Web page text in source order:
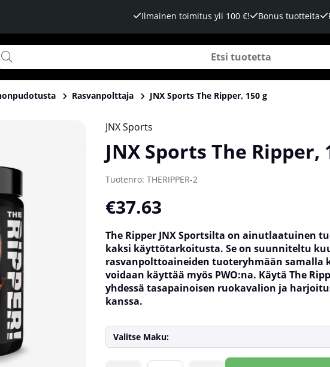
Ilmainen toimitus yli 100 €! Bonus tuotteita
Rasvanpolttaja JNX Sports The Ripper, 150 g
JNX Sports
JNX Sports The Ripper,
Tuotenro: THERIPPER-2
€37.63
The Ripper JNX Sportsilta on ainutlaatuinen
kaksi käyttötarkoitusta. Se on suunniteltu
rasvanpolttoaineiden tuoteryhmään samalla
voidaan käyttää myös PWO:na. Käytä The
yhdessä tasapainoisen ruokavalion ja
kanssa.
Valitse Maku: